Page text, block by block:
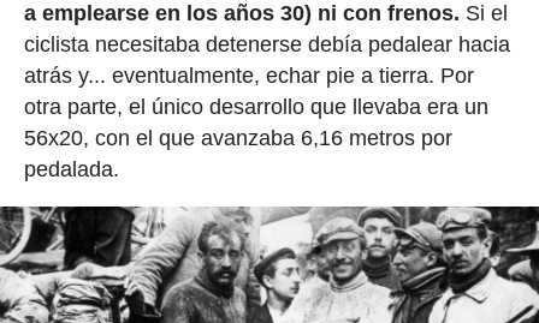
a emplearse en los años 30) ni con frenos. Si el
ciclista necesitaba detenerse debía pedalear hacia
atrás y... eventualmente, echar pie a tierra. Por
otra parte, el único desarrollo que llevaba era un
56x20, con el que avanzaba 6,16 metros por
pedalada.